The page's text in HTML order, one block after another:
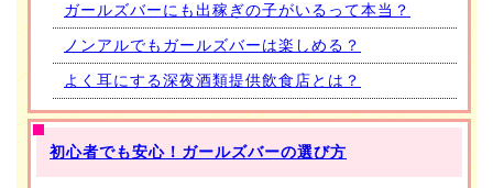
ガールズバーにも出稼ぎの子がいるって本当？
ノンアルでもガールズバーは楽しめる？
よく耳にする深夜酒類提供飲食店とは？
初心者でも安心！ガールズバーの選び方